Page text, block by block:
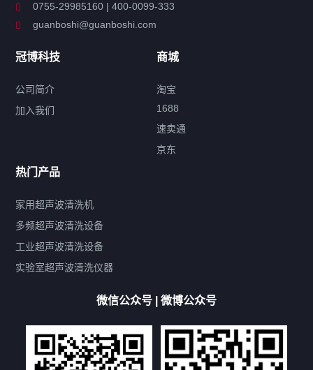
特种超声波洗净产品
超声波配件
产品标签
鼓泡 升降 抛动
带加热
功率可调
双波脱气
机械旋钮系列
厨具清洗机
超声波振板
高尔夫球杆清洗机
大型单槽带过滤系列
全自动/半自动系列
客户定制非标机参考
双槽三槽四槽五槽多槽系列
0755-29985160 | 400-0099-333
guanboshi@guanboshi.com
冠博科技
公司简介
加入我们
商城
淘宝
1688
速卖通
京东
热门产品
家用超声波清洗机
多频超声波清洗设备
工业超声波清洗设备
实验室超声波清洗仪器
微信公众号 | 微博公众号